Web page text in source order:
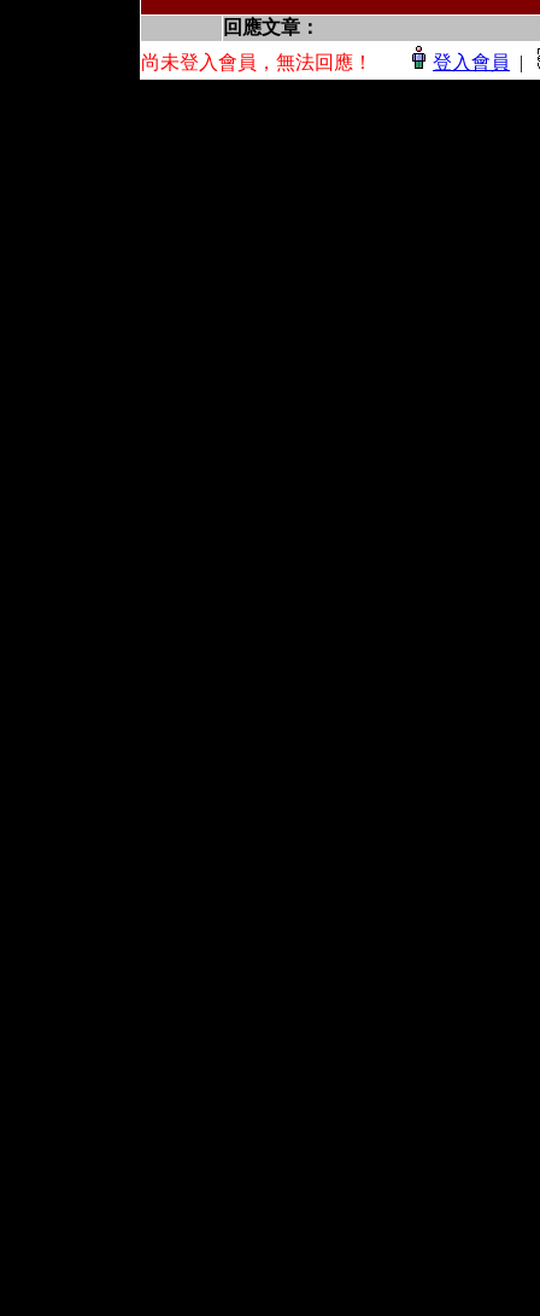
回應文章：
尚未登入會員，無法回應！
登入會員 |